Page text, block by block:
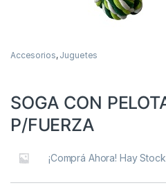
Accesorios, Juguetes
SOGA CON
P/FUERZA
¡Comprá Ahora! Hay Stock